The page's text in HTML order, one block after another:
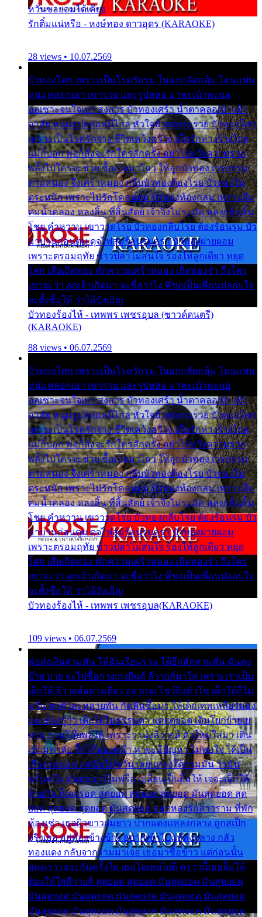
หวั่นขอยอมได้เคียง
รักติ๋มแน่หรือ - หงษ์ทอง ดาวอุดร (KARAOKE)
28 views • 10.07.2569
บัวทองโศก เพราะเป็นโรครักรุม ในอกกลัดกลุ้ม โดนแฟน
หนุ่มหลอกเอา เขารวย และรูปหล่อ มาพะเน้าพะนอ
ออเซาะจนใจเบา สงสาร บัวทองเศร้า น้ำตาคลอเบ้า เฝ้า
อาลัย หนุ่มรูปหล่อหนีไกล หัวใจบัวทองระรวย บัวทองโศก
เพราะเป็นโรครักจาง ชีวิตเคว้งคว้าง เมื่อรักห่างร้างไกล
แม่ก็บอก พ่อก็สั่งจะรักใครสักครั้ง อย่าไปหวังความรวย
พลั้งไปใครจะช่วย ซื้อเปลมาไกว ให้ลูกบัวทอง เวรกรรม
ตามสนอง จึงเศร้าหมอง กลีบบัวทองต้องโรย บัวทองไม่
ตระหนัก เพราะไม่รักโคลนตม บัวทองท้องกลม เพราะลืม
ตมน้ำคลอง หลงลิ้น ที่สิ้นสัตย์ เจ้าจึงไม่ระมัด หลงกลิ่นลิ้น
โชย คำหวาน เขาวาดโรย บัวทองกลีบโรย ต้องร้อนรุม บัว
มาบานก่อนตูม ดุจไฟสุมร้อนรุมอุรา บัวทองผ่ายผอม
เพราะตรอมฤทัย ข้าวปลาไม่สนใจ ร้องไห้ลูกเดียว หยุด
โศก เสียเถิดทอง พักความเศร้าหมอง เถิดทองจ๋า ถึงใคร
เขาจะว่า ลูกเจ้าเกิดมา จะชื่อว่าไง พี่ขอเป็นเพื่อนปลอบใจ
จะตั้งชื่อให้ ว่าไอ้บังเอิญ
บัวทองร้องไห้ - เทพพร เพชรอุบล (ซาวด์ดนตรี)
(KARAOKE)
88 views • 06.07.2569
บัวทองโศก เพราะเป็นโรครักรุม ในอกกลัดกลุ้ม โดนแฟน
หนุ่มหลอกเอา เขารวย และรูปหล่อ มาพะเน้าพะนอ
ออเซาะจนใจเบา สงสาร บัวทองเศร้า น้ำตาคลอเบ้า เฝ้า
อาลัย หนุ่มรูปหล่อหนีไกล หัวใจบัวทองระรวย บัวทองโศก
เพราะเป็นโรครักจาง ชีวิตเคว้งคว้าง เมื่อรักห่างร้างไกล
แม่ก็บอก พ่อก็สั่งจะรักใครสักครั้ง อย่าไปหวังความรวย
พลั้งไปใครจะช่วย ซื้อเปลมาไกว ให้ลูกบัวทอง เวรกรรม
ตามสนอง จึงเศร้าหมอง กลีบบัวทองต้องโรย บัวทองไม่
ตระหนัก เพราะไม่รักโคลนตม บัวทองท้องกลม เพราะลืม
ตมน้ำคลอง หลงลิ้น ที่สิ้นสัตย์ เจ้าจึงไม่ระมัด หลงกลิ่นลิ้น
โชย คำหวาน เขาวาดโรย บัวทองกลีบโรย ต้องร้อนรุม บัว
มาบานก่อนตูม ดุจไฟสุมร้อนรุมอุรา บัวทองผ่ายผอม
เพราะตรอมฤทัย ข้าวปลาไม่สนใจ ร้องไห้ลูกเดียว หยุด
โศก เสียเถิดทอง พักความเศร้าหมอง เถิดทองจ๋า ถึงใคร
เขาจะว่า ลูกเจ้าเกิดมา จะชื่อว่าไง พี่ขอเป็นเพื่อนปลอบใจ
จะตั้งชื่อให้ ว่าไอ้บังเอิญ
บัวทองร้องไห้ - เทพพร เพชรอุบล(KARAOKE)
109 views • 06.07.2569
พ่อส่งเงินสามพัน ให้ฉันเรียนราม ได้อีกสักสามพัน ฉันคง
บ๊าย บาย จะไปซื้อกางเกงยีนส์ ลีวายส์มาใส่ เพราะเราเป็น
เด็กใต้ ลีวายส์อย่างเดียว อยากจะโชว์ถึงหิวโซ เด็กใต้ก็ไม่
หวั่น ตกตัวละหลายพัน กัดฟันซื้อมา ให้เด็กเทพเหลียวมอง
และต้องรู้ว่า เด็กใต้ไม่ธรรมดา แต่สุดยอด เดินโยกย้ายเย
ยวน กวนโอ๊ยพอได้ เพราะว่านุ่งลีวายส์ ตัวใหม่ใส่มา เดิน
เข้ามหาลัย จิ๊กโก๊มองหน้า ท่าจะมีปัญหา ไม่พอใจ ได้เป็น
เรื่องแน่นอน แต่ฉันไม่หวั่น เลยแหลงใต้ถามมัน ว่ามัน
พรั่นพรือ มันตอบว่าไม่พรื่อ เปลี่ยนเป็นยิ้มให้ เจอะเด็กใต้
ด้วยกัน ก็เลยรอด สุดยอด สุดยอด สุดยอด มันสุดยอด สุด
ยอด สุดยอด สุดยอด มันสุดยอด แอบหลงรักสาวราม ที่พัก
ห้องเช่า เธอผิวขาวผมยาว ปากแดงแหลงกลาง ถูกสเป็ก
จริงเธอ อยู่ห้องข้างข้าง อยากเข้าไปแหลงกลาง กลัว
ทองแดง กลับจากรามมาเจอ เธอมาซื้อข้าว แต่ก่อนนั้น
สองเรา เจอะกันครั้งใด เธอไม่เคยไยดี คราวนี้เธอยิ้มให้
ต้องให้ใส่ลีวายส์ สุดยอด สุดยอด มันสุดยอด มันสุดยอด
มันสุดยอด มันสุดยอด มันสุดยอด มันสุดยอด มันสุดยอด
มันสุดยอด มันสุดยอด มันสุดยอด มันสุดยอด มันสุดยอด